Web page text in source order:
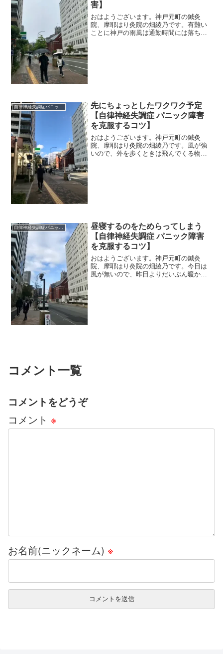
害】
おはようございます。神戸元町の鍼灸
院、摩耶はり灸院の畑綾乃です。有難い
ことに神戸の雨風は通勤時間には落ち着
自律神経失調症パニック障害
先にちょっとしたワクワク予定
【自律神経失調症 パニック障害
を克服するコツ】
おはようございます。神戸元町の鍼灸
院、摩耶はり灸院の畑綾乃です。風が強
いので、外を歩くときは飛んでくる物に
自律神経失調症パニック障害
昼寝するのをためらってしまう
【自律神経失調症 パニック障害
を克服するコツ】
おはようございます。神戸元町の鍼灸
院、摩耶はり灸院の畑綾乃です。今日は
風が無いので、昨日よりだいぶん暖かく
コメント一覧
コメントをどうぞ
コメント ※
お名前(ニックネーム) ※